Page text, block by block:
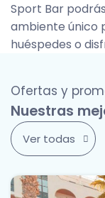
Sport Bar
ambiente único
huéspedes o
Ofertas y
Nuestras
Ver todas